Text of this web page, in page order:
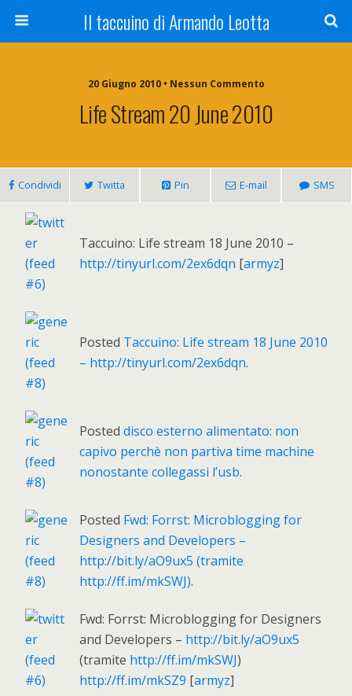
Il taccuino di Armando Leotta
20 Giugno 2010 • Nessun Commento
Life Stream 20 June 2010
Condividi Twitta Pin E-mail SMS
Taccuino: Life stream 18 June 2010 –
http://tinyurl.com/2ex6dqn [armyz]
Posted Taccuino: Life stream 18 June 2010
– http://tinyurl.com/2ex6dqn.
Posted disco esterno alimentato: non
capivo perchè non partiva time machine
nonostante collegassi l’usb.
Posted Fwd: Forrst: Microblogging for
Designers and Developers –
http://bit.ly/aO9ux5 (tramite
http://ff.im/mkSWJ).
Fwd: Forrst: Microblogging for Designers
and Developers – http://bit.ly/aO9ux5
(tramite http://ff.im/mkSWJ)
http://ff.im/mkSZ9 [armyz]